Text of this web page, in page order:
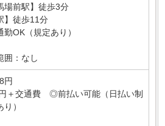
場前駅】徒歩3分
駅】徒歩11分
OK（規定あり）
囲：なし
円
＋交通費 ◎前払い可能（日払い制
）